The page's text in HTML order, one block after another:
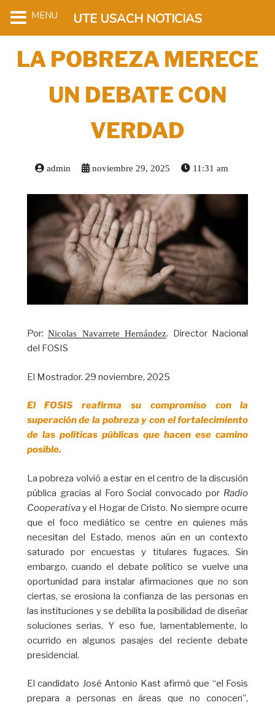
LA POBREZA MERECE
UN DEBATE CON
VERDAD
admin noviembre 29, 2025 11:31 am
Por:Nicolas Navarrete Hernández. Director Nacional
del FOSIS
El Mostrador. 29 noviembre, 2025
El FOSIS reafirma su compromiso con la
superación de la pobreza y con el fortalecimiento
de las políticas públicas que hacen ese camino
posible.
La pobreza volvió a estar en el centro de la discusión
pública gracias al Foro Social convocado por Radio
Cooperativay el Hogar de Cristo. No siempre ocurre
que el foco mediático se centre en quienes más
necesitan del Estado, menos aún en un contexto
saturado por encuestas y titulares fugaces. Sin
embargo, cuando el debate político se vuelve una
oportunidad para instalar afirmaciones que no son
ciertas, se erosiona la confianza de las personas en
las instituciones y se debilita la posibilidad de diseñar
soluciones serias. Y eso fue, lamentablemente, lo
ocurrido en algunos pasajes del reciente debate
presidencial.
El candidato José Antonio Kast afirmó que “el Fosis
prepara a personas en áreas que no conocen”,
MENU UTE USACH NOTICIAS